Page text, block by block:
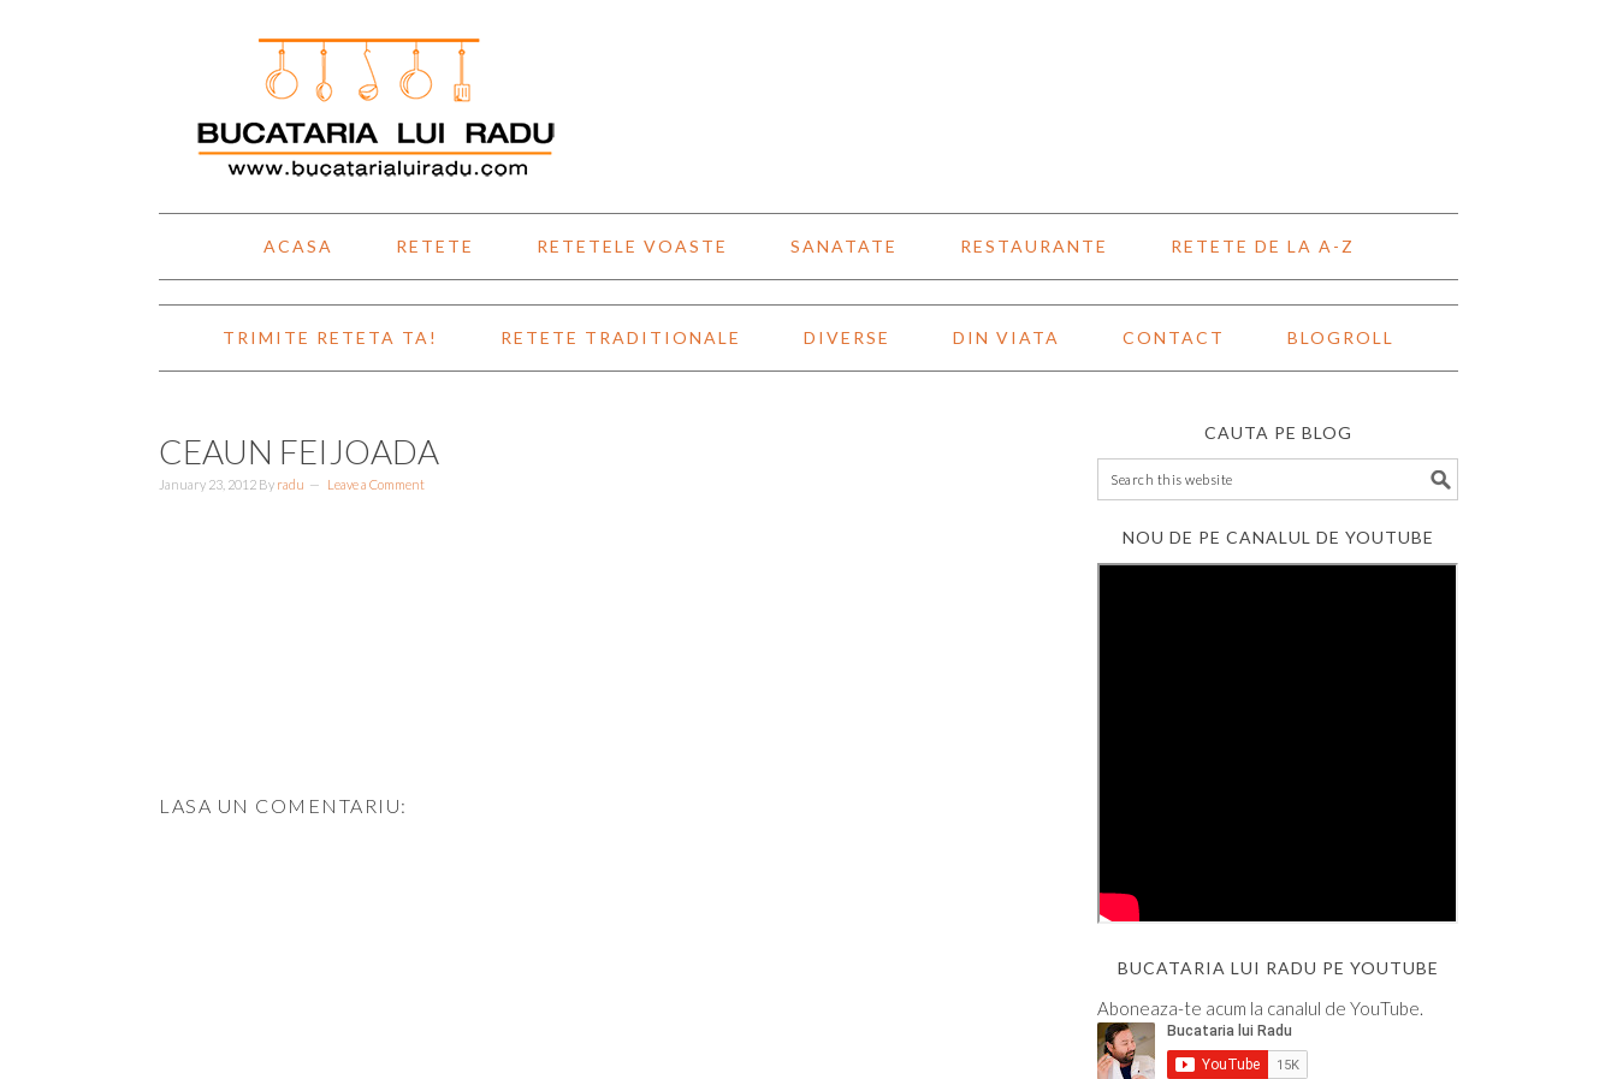
ACASA RETETE RETETELE VOASTE SANATATE RESTAURANTE RETETE DE LA A-Z
TRIMITE RETETA TA! RETETE TRADITIONALE DIVERSE DIN VIATA CONTACT BLOGROLL
CEAUN FEIJOADA
January 23, 2012 By radu Leave a Comment
LASA UN COMENTARIU:
CAUTA PE BLOG
NOU DE PE CANALUL DE YOUTUBE
BUCATARIA LUI RADU PE YOUTUBE
Aboneaza-te acum la canalul de YouTube.